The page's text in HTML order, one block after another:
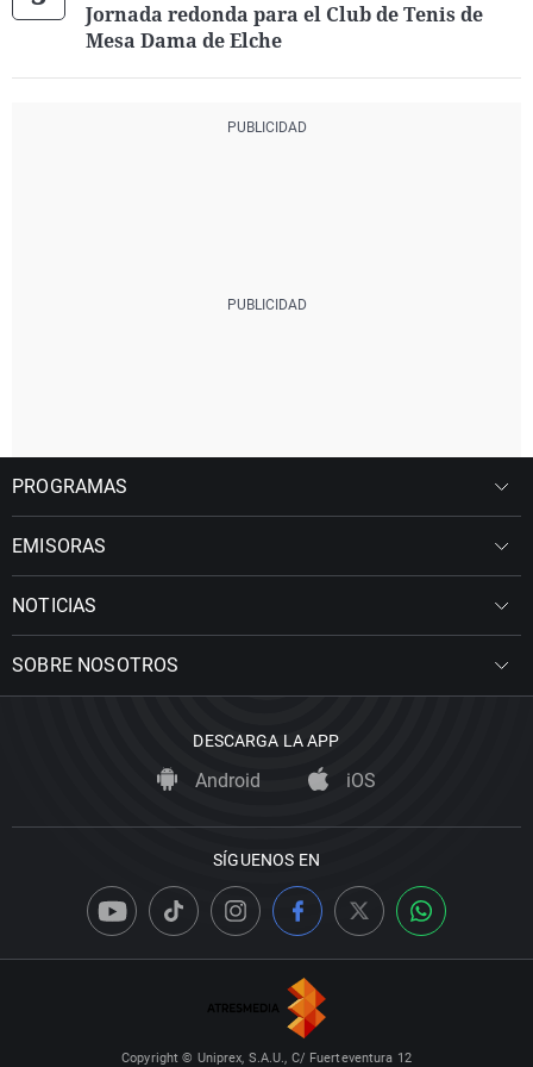
Jornada redonda para el Club de Tenis de
Mesa Dama de Elche
PROGRAMAS
EMISORAS
NOTICIAS
SOBRE NOSOTROS
DESCARGA LA APP
Android iOS
SÍGUENOS EN
Copyright © Uniprex, S.A.U., C/ Fuerteventura 12